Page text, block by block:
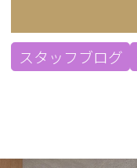
スタッフブログ